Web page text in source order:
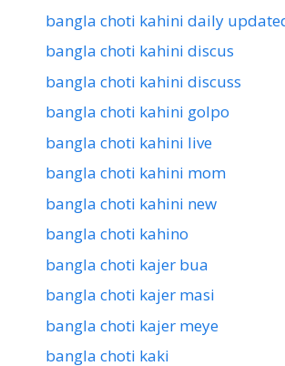
bangla choti kahini daily
bangla choti kahini discus
bangla choti kahini discuss
bangla choti kahini golpo
bangla choti kahini live
bangla choti kahini mom
bangla choti kahini new
bangla choti kahino
bangla choti kajer bua
bangla choti kajer masi
bangla choti kajer meye
bangla choti kaki